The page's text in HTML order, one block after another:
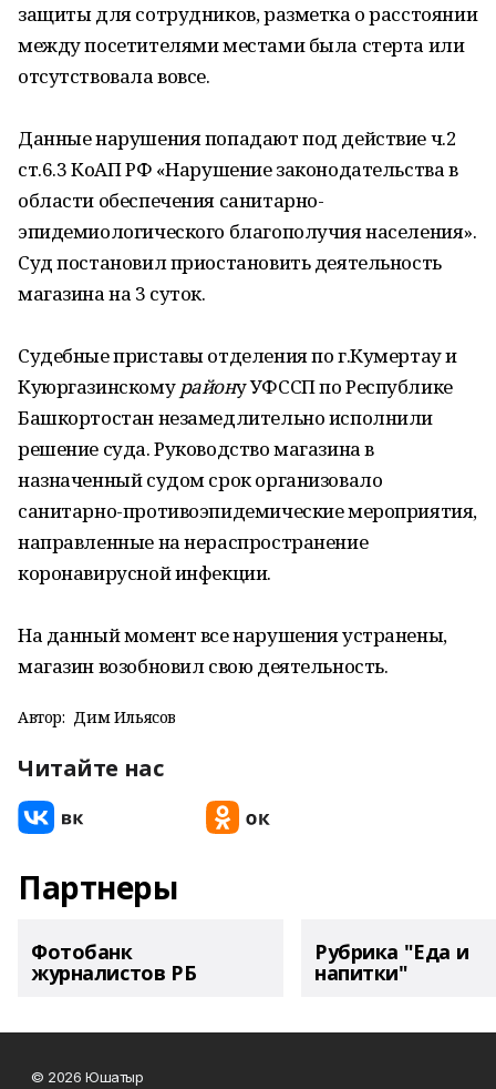
защиты для сотрудников, разметка о расстоянии
между посетителями местами была стерта или
отсутствовала вовсе.
Данные нарушения попадают под действие ч.2
ст.6.3 КоАП РФ «Нарушение законодательства в
области обеспечения санитарно-
эпидемиологического благополучия населения».
Суд постановил приостановить деятельность
магазина на 3 суток.
Судебные приставы отделения по г.Кумертау и
Куюргазинскому району УФССП по Республике
Башкортостан незамедлительно исполнили
решение суда. Руководство магазина в
назначенный судом срок организовало
санитарно-противоэпидемические мероприятия,
направленные на нераспространение
коронавирусной инфекции.
На данный момент все нарушения устранены,
магазин возобновил свою деятельность.
Автор: Дим Ильясов
Читайте нас
Партнеры
Фотобанк
журналистов РБ
Рубрика "Еда и
напитки"
© 2026 Юшатыр